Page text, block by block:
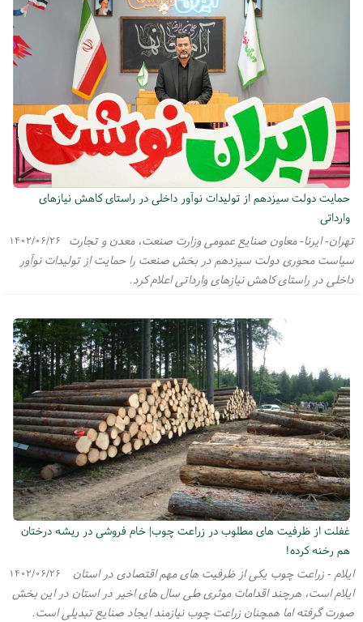
حمایت دولت سیزدهم از تولیدات نوآور داخلی در راستای کاهش نیازهای
وارداتی
۱۴۰۲/۰۶/۲۶
تهران- ایرنا- معاون صنایع عمومی وزارت صنعت، معدن و تجارت
سیاست محوری دولت سیزدهم در بخش صنعت را حمایت از تولیدات نوآور
داخلی در راستای کاهش نیازهای وارداتی اعلام کرد.
غفلت از ظرفیت های مطلوب در زراعت چوب| خام فروشی در ریشه درختان
هم رخنه کرده!
۱۴۰۲/۰۶/۲۶
ایلام - زراعت چوب یکی از ظرفیت های مهم اقتصادی در استان
ایلام است، هرچند اقدامات موثری طی سال های اخیر در استان در این بخش
صورت گرفته اما همچنان زراعت چوب نیازمند ایجاد صنایع تبدیلی است.